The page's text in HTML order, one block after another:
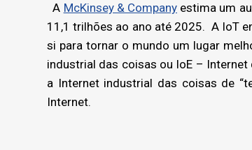
A McKinsey & Company estima um
11,1 trilhões ao ano até 2025. A IoT
si para tornar o mundo um lugar
industrial das coisas ou IoE –
a Internet industrial das coisas de
Internet.